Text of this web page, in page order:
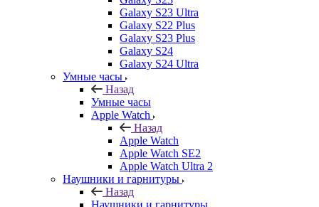
Galaxy S23 Ultra
Galaxy S22 Plus
Galaxy S23 Plus
Galaxy S24
Galaxy S24 Ultra
Умные часы
Назад
Умные часы
Apple Watch
Назад
Apple Watch
Apple Watch SE2
Apple Watch Ultra 2
Наушники и гарнитуры
Назад
Наушники и гарнитуры